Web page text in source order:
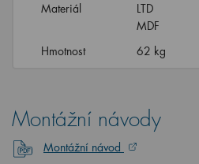
Materiál
LTD
MDF
Hmotnost
62 kg
Montážní návody
Montážní návod